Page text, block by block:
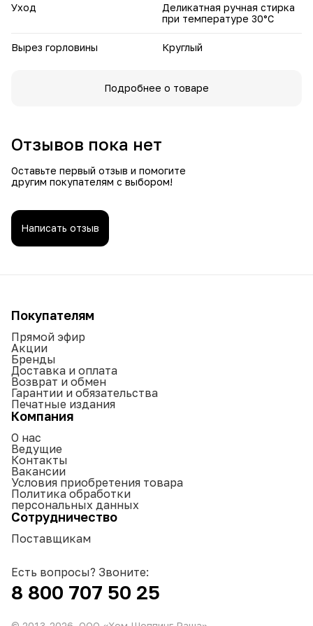
Уход
Деликатная ручная стирка
при температуре 30°С
Вырез горловины Круглый
Подробнее о товаре
Отзывов пока нет
Оставьте первый отзыв и помогите
другим покупателям с выбором!
Написать отзыв
Покупателям
Прямой эфир
Акции
Бренды
Доставка и оплата
Возврат и обмен
Гарантии и обязательства
Печатные издания
Компания
О нас
Ведущие
Контакты
Вакансии
Условия приобретения товара
Политика обработки
персональных данных
Сотрудничество
Поставщикам
Есть вопросы? Звоните:
8 800 707 50 25